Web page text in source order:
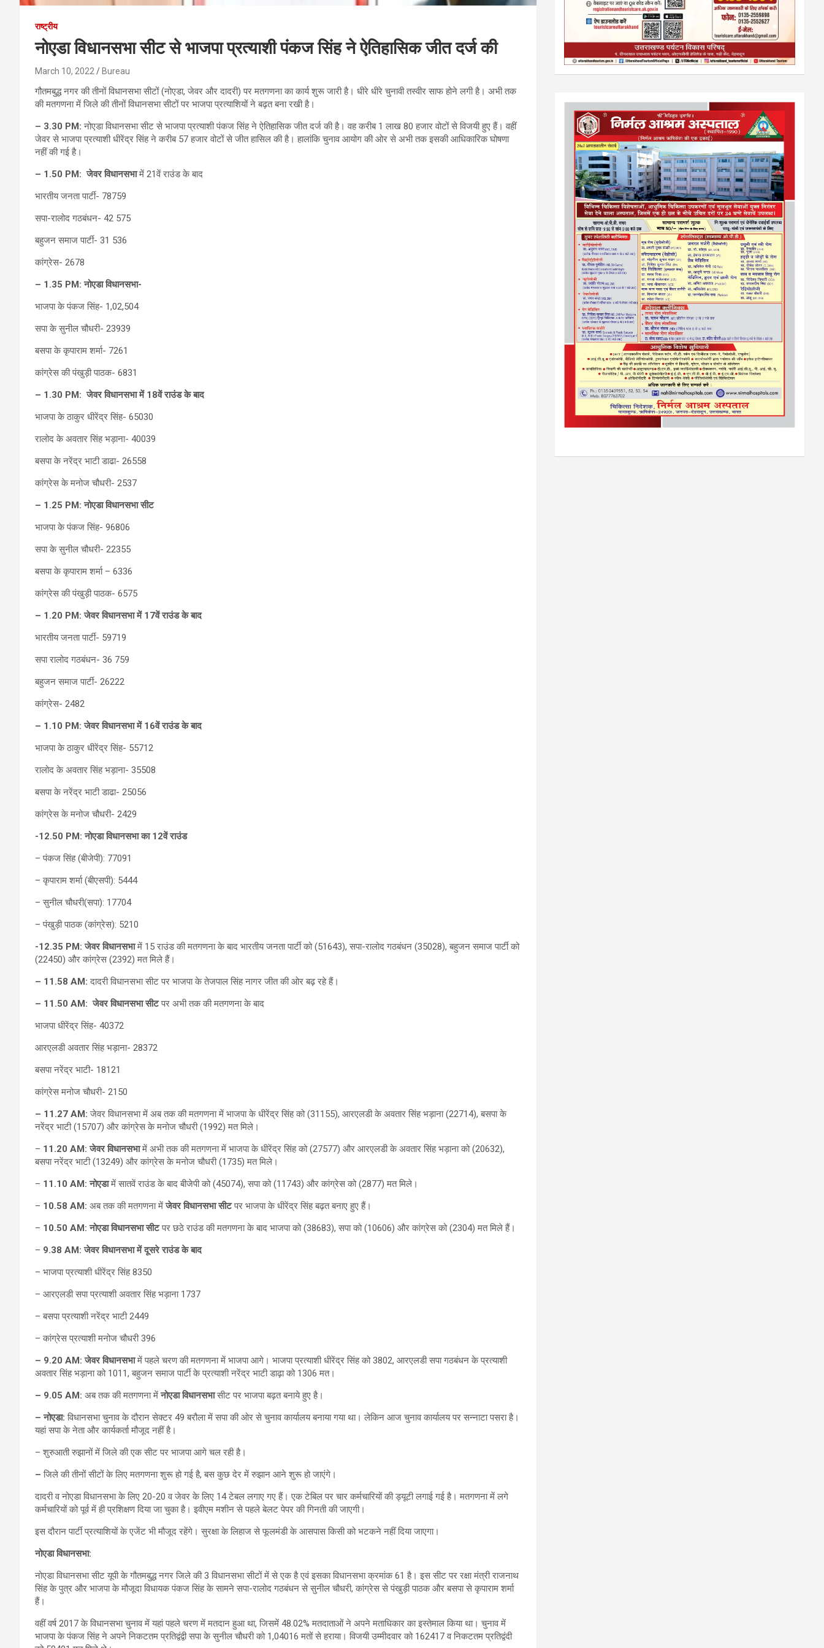
राष्ट्रीय
नोएडा विधानसभा सीट से भाजपा प्रत्याशी पंकज सिंह ने ऐतिहासिक जीत दर्ज की
March 10, 2022 Bureau
गौतमबुद्ध नगर की तीनों विधानसभा सीटों (नोएडा, जेवर और दादरी) पर मतगणना का कार्य शुरू जारी है। धीरे धीरे चुनावी तस्वीर साफ होने लगी है। अभी तक
की मतगणना में जिले की तीनों विधानसभा सीटों पर भाजपा प्रत्याशियों ने बढ़त बना रखी है।
– 3.30 PM:नोएडा विधानसभा सीट से भाजपा प्रत्याशी पंकज सिंह ने ऐतिहासिक जीत दर्ज की है। वह करीब 1 लाख 80 हजार वोटों से विजयी हुए हैं। वहीं
जेवर से भाजपा प्रत्याशी धीरेंद्र सिंह ने करीब 57 हजार वोटों से जीत हासिल की है। हालांकि चुनाव आयोग की ओर से अभी तक इसकी आधिकारिक घोषणा
नहीं की गई है।
– 1.50 PM:जेवर विधानसभामें 21वें राउंड के बाद
भारतीय जनता पार्टी- 78759
सपा-रालोद गठबंधन- 42 575
बहुजन समाज पार्टी- 31 536
कांग्रेस- 2678
– 1.35 PM:नोएडा विधानसभा-
भाजपा के पंकज सिंह- 1,02,504
सपा के सुनील चौधरी- 23939
बसपा के कृपाराम शर्मा- 7261
कांग्रेस की पंखुड़ी पाठक- 6831
– 1.30 PM: जेवर विधानसभा में 18वें राउंड के बाद
भाजपा के ठाकुर धीरेंद्र सिंह- 65030
रालोद के अवतार सिंह भड़ाना- 40039
बसपा के नरेंद्र भाटी डाढा- 26558
कांग्रेस के मनोज चौधरी- 2537
– 1.25 PM:नोएडा विधानसभा सीट
भाजपा के पंकज सिंह- 96806
सपा के सुनील चौधरी- 22355
बसपा के कृपाराम शर्मा – 6336
कांग्रेस की पंखुड़ी पाठक- 6575
– 1.20 PM:जेवर विधानसभा में 17वें राउंड के बाद
भारतीय जनता पार्टी- 59719
सपा रालोद गठबंधन- 36 759
बहुजन समाज पार्टी- 26222
कांग्रेस- 2482
– 1.10 PM:जेवर विधानसभा में 16वें राउंड के बाद
भाजपा के ठाकुर धीरेंद्र सिंह- 55712
रालोद के अवतार सिंह भड़ाना- 35508
बसपा के नरेंद्र भाटी डाढा- 25056
कांग्रेस के मनोज चौधरी- 2429
-12.50 PM:नोएडा विधानसभा का 12वें राउंड
– पंकज सिंह (बीजेपी): 77091
– कृपाराम शर्मा (बीएसपी): 5444
– सुनील चौधरी(सपा): 17704
– पंखुड़ी पाठक (कांग्रेस): 5210
-12.35 PM: जेवर विधानसभामें 15 राउंड की मतगणना के बाद भारतीय जनता पार्टी को (51643), सपा-रालोद गठबंधन (35028), बहुजन समाज पार्टी को
(22450) और कांग्रेस (2392) मत मिले हैं।
– 11.58 AM:दादरी विधानसभा सीट पर भाजपा के तेजपाल सिंह नागर जीत की ओर बढ़ रहे हैं।
– 11.50 AM: जेवर विधानसभा सीटपर अभी तक की मतगणना के बाद
भाजपा धीरेंद्र सिंह- 40372
आरएलडी अवतार सिंह भड़ाना- 28372
बसपा नरेंद्र भाटी- 18121
कांग्रेस मनोज चौधरी- 2150
– 11.27 AM:जेवर विधानसभा में अब तक की मतगणना में भाजपा के धीरेंद्र सिंह को (31155), आरएलडी के अवतार सिंह भड़ाना (22714), बसपा के
नरेंद्र भाटी (15707) और कांग्रेस के मनोज चौधरी (1992) मत मिले।
– 11.20 AM: जेवर विधानसभामें अभी तक की मतगणना में भाजपा के धीरेंद्र सिंह को (27577) और आरएलडी के अवतार सिंह भड़ाना को (20632),
बसपा नरेंद्र भाटी (13249) और कांग्रेस के मनोज चौधरी (1735) मत मिले।
– 11.10 AM:नोएडामें सातवें राउंड के बाद बीजेपी को (45074), सपा को (11743) और कांग्रेस को (2877) मत मिले।
– 10.58 AM: अब तक की मतगणना मेंजेवर विधानसभा सीटपर भाजपा के धीरेंद्र सिंह बढ़त बनाए हुए हैं।
– 10.50 AM:नोएडा विधानसभा सीटपर छठे राउंड की मतगणना के बाद भाजपा को (38683), सपा को (10606) और कांग्रेस को (2304) मत मिले हैं।
– 9.38 AM: जेवर विधानसभा में दूसरे राउंड के बाद
– भाजपा प्रत्याशी धीरेंद्र सिंह 8350
– आरएलडी सपा प्रत्याशी अवतार सिंह भड़ाना 1737
– बसपा प्रत्याशी नरेंद्र भाटी 2449
– कांग्रेस प्रत्याशी मनोज चौधरी 396
– 9.20 AM: जेवर विधानसभामें पहले चरण की मतगणना में भाजपा आगे। भाजपा प्रत्याशी धीरेंद्र सिंह को 3802, आरएलडी सपा गठबंधन के प्रत्याशी
अवतार सिंह भड़ाना को 1011, बहुजन समाज पार्टी के प्रत्याशी नरेंद्र भाटी डाढ़ा को 1306 मत।
– 9.05 AM: अब तक की मतगणना मेंनोएडा विधानसभासीट पर भाजपा बढ़त बनाये हुए है।
–नोएडा:विधानसभा चुनाव के दौरान सेक्टर 49 बरौला में सपा की ओर से चुनाव कार्यालय बनाया गया था। लेकिन आज चुनाव कार्यालय पर सन्नाटा पसरा है।
यहां सपा के नेता और कार्यकर्ता मौजूद नहीं है।
– शुरुआती रुझानों में जिले की एक सीट पर भाजपा आगे चल रही है।
–जिले की तीनों सीटों के लिए मतगणना शुरू हो गई है, बस कुछ देर में रुझान आने शुरू हो जाएंगे।
दादरी व नोएडा विधानसभा के लिए 20-20 व जेवर के लिए 14 टेबल लगाए गए हैं। एक टेबिल पर चार कर्मचारियों की ड्यूटी लगाई गई है। मतगणना में लगे
कर्मचारियों को पूर्व में ही प्रशिक्षण दिया जा चुका है। इवीएम मशीन से पहले बेलट पेपर की गिनती की जाएगी।
इस दौरान पार्टी प्रत्याशियों के एजेंट भी मौजूद रहेंगे। सुरक्षा के लिहाज से फूलमंडी के आसपास किसी को भटकने नहीं दिया जाएगा।
नोएडा विधानसभा:
नोएडा विधानसभा सीट यूपी के गौतमबुद्ध नगर जिले की 3 विधानसभा सीटों में से एक है एवं इसका विधानसभा क्रमांक 61 है। इस सीट पर रक्षा मंत्री राजनाथ
सिंह के पुत्र और भाजपा के मौजूदा विधायक पंकज सिंह के सामने सपा-रालोद गठबंधन से सुनील चौधरी, कांग्रेस से पंखुड़ी पाठक और बसपा से कृपाराम शर्मा
हैं।
वहीं वर्ष 2017 के विधानसभा चुनाव में यहां पहले चरण में मतदान हुआ था, जिसमें 48.02% मतदाताओं ने अपने मताधिकार का इस्तेमाल किया था। चुनाव में
भाजपा के पंकज सिंह ने अपने निकटतम प्रतिद्वंद्वी सपा के सुनील चौधरी को 1,04016 मतों से हराया। विजयी उम्मीदवार को 162417 व निकटतम प्रतिद्वंदी